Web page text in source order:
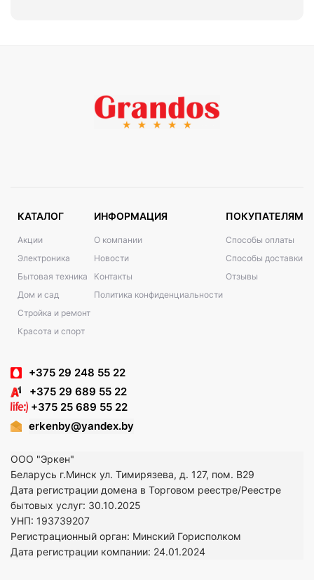
КАТАЛОГ
Акции
Электроника
Бытовая техника
Дом и сад
Стройка и ремонт
Красота и спорт
ИНФОРМАЦИЯ
О компании
Новости
Контакты
Политика конфиденциальности
ПОКУПАТЕЛЯМ
Способы оплаты
Способы доставки
Отзывы
+375 29 248 55 22
+375 29 689 55 22
+375 25 689 55 22
erkenby@yandex.by
ООО "Эркен"
Беларусь г.Минск ул. Тимирязева, д. 127, пом. В29
Дата регистрации домена в Торговом реестре/Реестре
бытовых услуг: 30.10.2025
УНП: 193739207
Регистрационный орган: Минский Горисполком
Дата регистрации компании: 24.01.2024